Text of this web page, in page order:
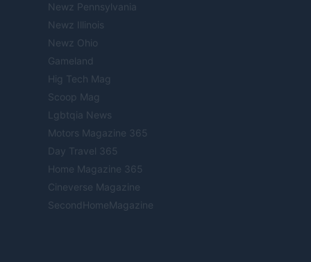
Newz Pennsylvania
Newz Illinois
Newz Ohio
Gameland
Hig Tech Mag
Scoop Mag
Lgbtqia News
Motors Magazine 365
Day Travel 365
Home Magazine 365
Cineverse Magazine
SecondHomeMagazine